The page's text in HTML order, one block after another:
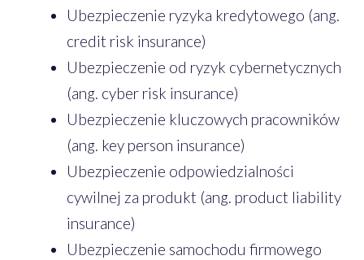
Ubezpieczenie ryzyka kredytowego (ang.
credit risk insurance)
Ubezpieczenie od ryzyk cybernetycznych
(ang. cyber risk insurance)
Ubezpieczenie kluczowych pracowników
(ang. key person insurance)
Ubezpieczenie odpowiedzialności
cywilnej za produkt (ang. product liability
insurance)
Ubezpieczenie samochodu firmowego